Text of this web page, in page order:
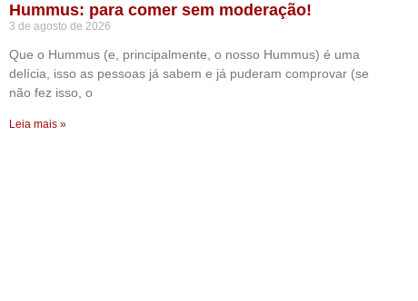
Hummus: para comer sem moderação!
3 de agosto de 2026
Que o Hummus (e, principalmente, o nosso Hummus) é uma
delícia, isso as pessoas já sabem e já puderam comprovar (se
não fez isso, o
Leia mais »